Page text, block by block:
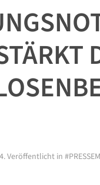
. Veröffentlicht in